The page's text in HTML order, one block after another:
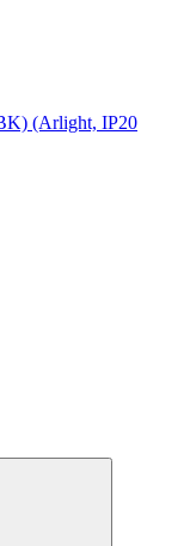
(Arlight, IP20